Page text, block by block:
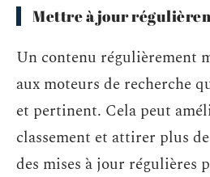
Mettre à jour
Un contenu régulièrement
aux moteurs de recherche
et pertinent. Cela peut
classement et attirer plus
des mises à jour régulières